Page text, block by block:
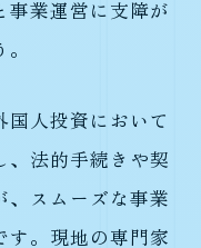
事業運営に支障が
国人投資において
、法的手続きや契
、スムーズな事業
す。現地の専門家